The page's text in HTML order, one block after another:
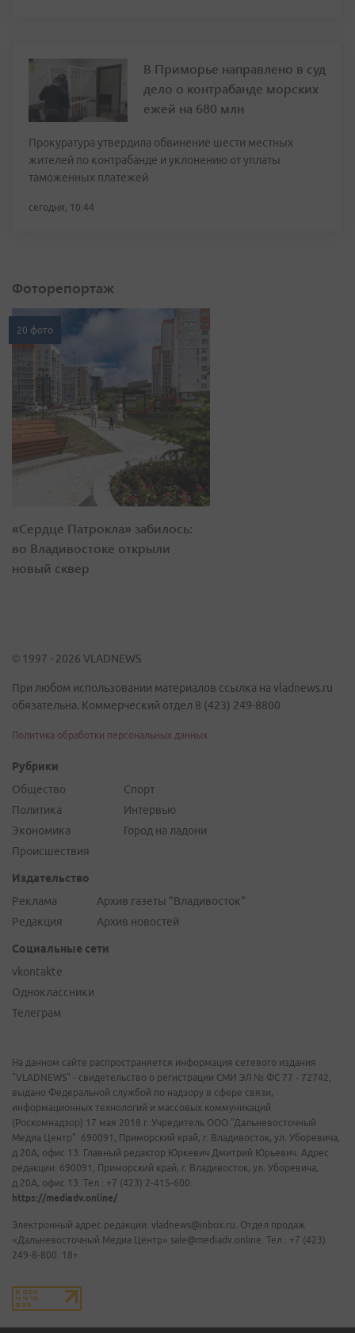
В Приморье направлено в суд
дело о контрабанде морских
ежей на 680 млн
Прокуратура утвердила обвинение шести местных
жителей по контрабанде и уклонению от уплаты
таможенных платежей
сегодня, 10:44
Фоторепортаж
20 фото
«Сердце Патрокла» забилось:
во Владивостоке открыли
новый сквер
© 1997 - 2026 VLADNEWS
При любом использовании материалов ссылка на vladnews.ru
обязательна. Коммерческий отдел 8 (423) 249-8800
Политика обработки персональных данных
Рубрики
Общество
Политика
Экономика
Происшествия
Спорт
Интервью
Город на ладони
Издательство
Реклама
Редакция
Архив газеты "Владивосток"
Архив новостей
Социальные сети
vkontakte
Одноклассники
Телеграм
На данном сайте распространяется информация сетевого издания
"VLADNEWS" - свидетельство о регистрации СМИ ЭЛ № ФС 77 - 72742,
выдано Федеральной службой по надзору в сфере связи,
информационных технологий и массовых коммуникаций
(Роскомнадзор) 17 мая 2018 г. Учредитель ООО "Дальневосточный
Медиа Центр". 690091, Приморский край, г. Владивосток, ул. Уборевича,
д.20А, офис 13. Главный редактор Юркевич Дмитрий Юрьевич. Адрес
редакции: 690091, Приморский край, г. Владивосток, ул. Уборевича,
д.20А, офис 13. Тел.: +7 (423) 2-415-600.
https://mediadv.online/
Электронный адрес редакции: vladnews@inbox.ru. Отдел продаж
«Дальневосточный Медиа Центр» sale@mediadv.online. Тел.: +7 (423)
249-8-800. 18+